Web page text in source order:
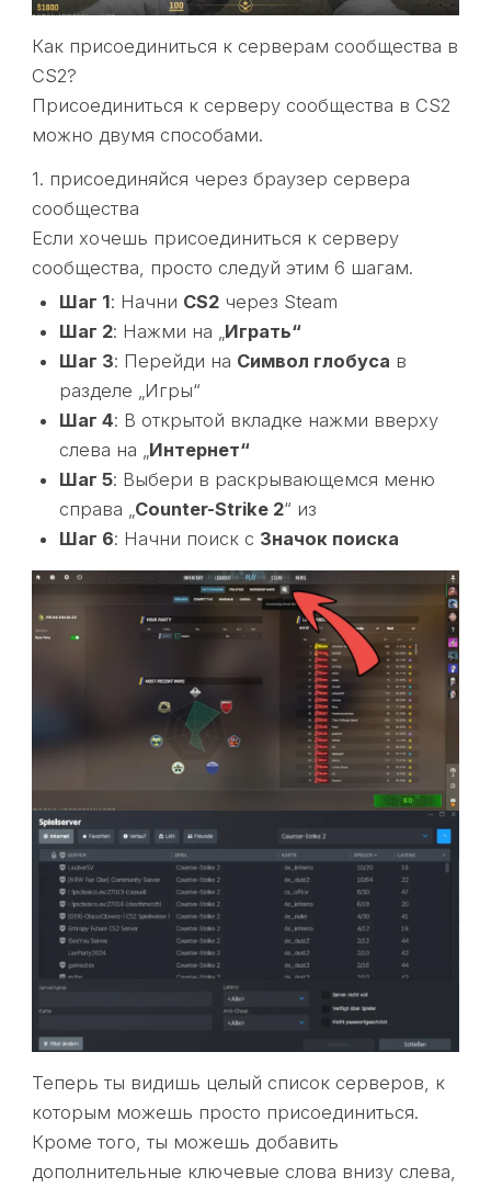
Как присоединиться к серверам сообщества в
CS2?
Присоединиться к серверу сообщества в CS2
можно двумя способами.
1. присоединяйся через браузер сервера
сообщества
Если хочешь присоединиться к серверу
сообщества, просто следуй этим 6 шагам.
Шаг 1: Начни CS2через Steam
Шаг 2: Нажми на „ Играть“
Шаг 3: Перейди на Символ глобуса в
разделе „Игры“
Шаг 4: В открытой вкладке нажми вверху
слева на „ Интернет“
Шаг 5: Выбери в раскрывающемся меню
справа „ Counter-Strike 2“ из
Шаг 6: Начни поиск с Значок поиска
Теперь ты видишь целый список серверов, к
которым можешь просто присоединиться.
Кроме того, ты можешь добавить
дополнительные ключевые слова внизу слева,